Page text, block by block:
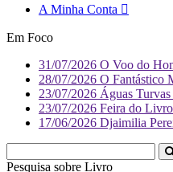
A Minha Conta
Em Foco
31/07/2026 O Voo do
28/07/2026 O Fantástico
23/07/2026 Águas
23/07/2026 Feira do
17/06/2026 Djaimilia
Pesquisa sobre Literatura